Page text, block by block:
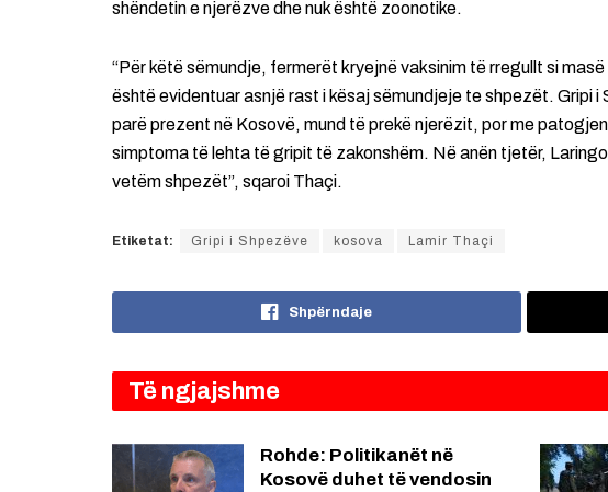
shëndetin e njerëzve dhe nuk është zoonotike.
“Për këtë sëmundje, fermerët kryejnë vaksinim të rregullt si
është evidentuar asnjë rast i kësaj sëmundjeje te shpezët. Gripi
parë prezent në Kosovë, mund të prekë njerëzit, por me
simptoma të lehta të gripit të zakonshëm. Në anën tjetër,
vetëm shpezët”, sqaroi Thaçi.
Etiketat: Gripi i Shpezëve kosova Lamir Thaçi
Shpërndaje
Të ngjajshme
Rohde: Politikanët në
Kosovë duhet të vendosin